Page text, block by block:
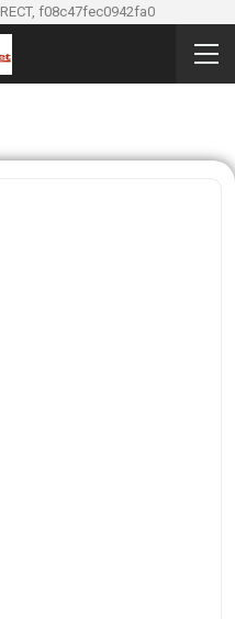
f08c47fec0942fa0